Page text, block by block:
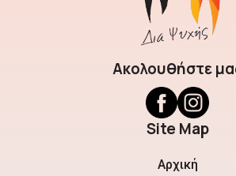
Ακολουθήστε
Site Map
Αρχική